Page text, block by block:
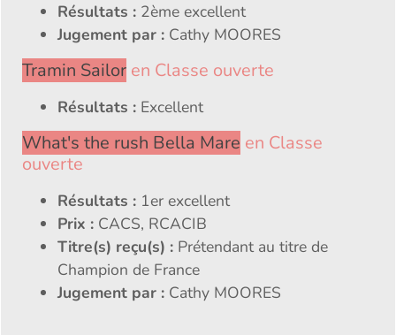
Résultats : 2ème excellent
Jugement par : Cathy MOORES
Tramin Sailor en Classe ouverte
Résultats : Excellent
What's the rush Bella Mare en Classe
ouverte
Résultats : 1er excellent
Prix : CACS, RCACIB
Titre(s) reçu(s) : Prétendant au titre de
Champion de France
Jugement par : Cathy MOORES